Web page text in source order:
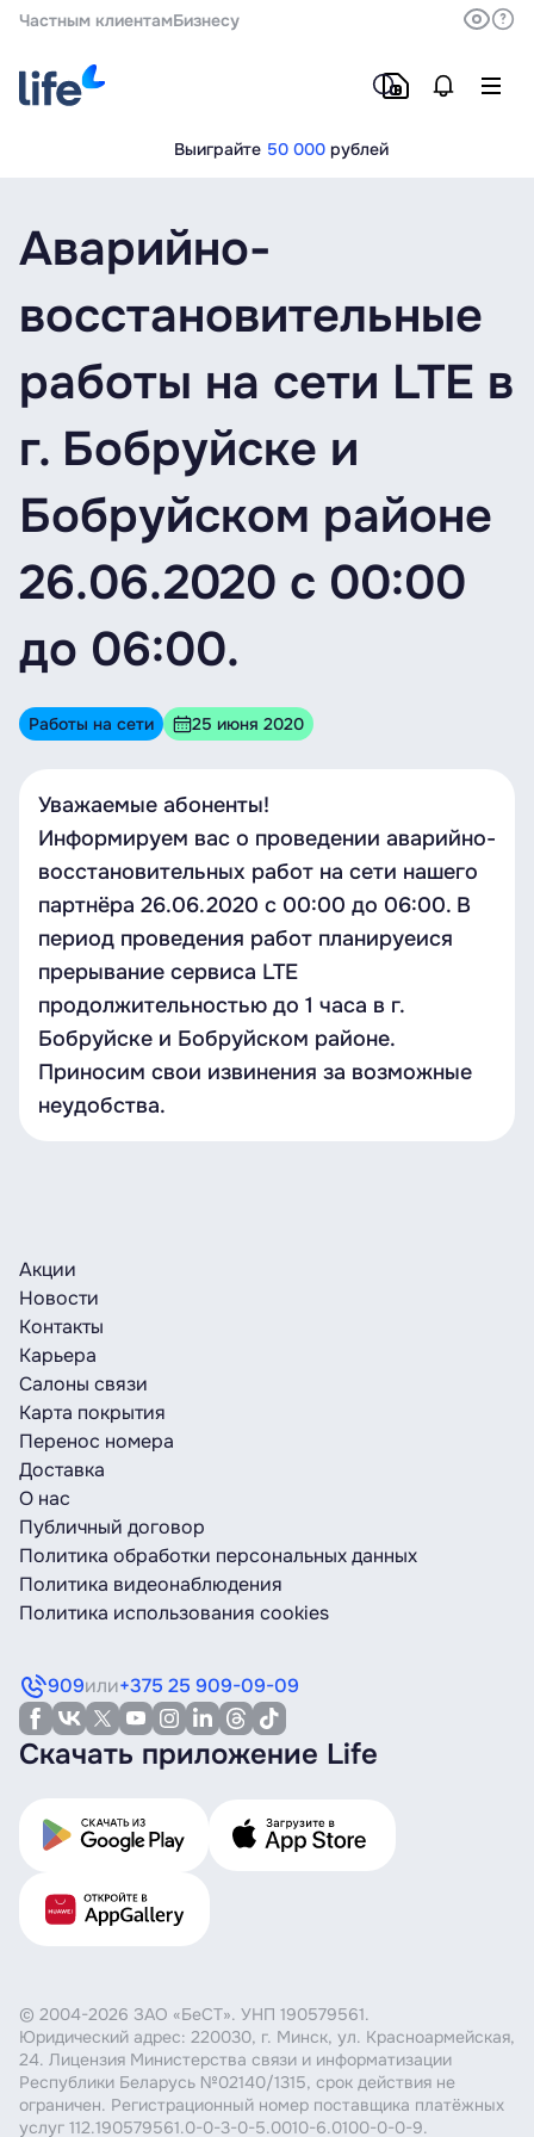
Частным клиентамБизнесу
Выиграйте 50 000 рублей
Аварийно-
восстановительные
работы на сети LTE в
г. Бобруйске и
Бобруйском районе
26.06.2020 с 00:00
до 06:00.
Работы на сети 25 июня 2020
Уважаемые абоненты!
Информируем вас о проведении аварийно-
восстановительных работ на сети нашего
партнёра 26.06.2020 с 00:00 до 06:00. В
период проведения работ планируеися
прерывание сервиса LTE
продолжительностью до 1 часа в г.
Бобруйске и Бобруйском районе.
Приносим свои извинения за возможные
неудобства.
Акции
Новости
Контакты
Карьера
Салоны связи
Карта покрытия
Перенос номера
Доставка
О нас
Публичный договор
Политика обработки персональных данных
Политика видеонаблюдения
Политика использования cookies
909или+375 25 909-09-09
Скачать приложение Life
© 2004-2026 ЗАО «БеСТ». УНП 190579561.
Юридический адрес: 220030, г. Минск, ул. Красноармейская,
24. Лицензия Министерства связи и информатизации
Республики Беларусь №02140/1315, срок действия не
ограничен. Регистрационный номер поставщика платёжных
услуг 112.190579561.0-0-3-0-5.0010-6.0100-0-0-9.